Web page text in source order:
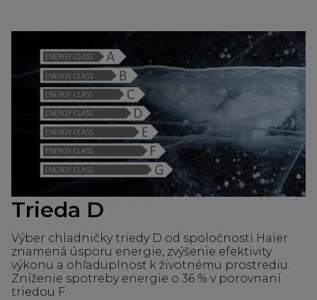
Trieda D
Výber chladničky triedy D od spoločnosti Haier
znamená úsporu energie, zvýšenie efektivity
výkonu a ohľaduplnosť k životnému prostrediu.
Zníženie spotreby energie o 36 % v porovnaní
triedou F.